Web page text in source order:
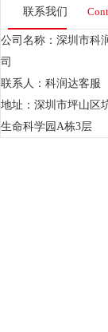
联系我们
公司名称：深圳市科
司
联系人：科润达客服
地址：深圳市坪山区
生命科学园A栋3层